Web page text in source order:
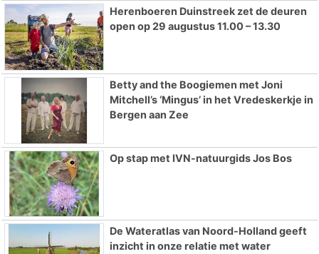
Herenboeren Duinstreek zet de deuren
open op 29 augustus 11.00 – 13.30
Betty and the Boogiemen met Joni
Mitchell’s ‘Mingus’ in het Vredeskerkje in
Bergen aan Zee
Op stap met IVN-natuurgids Jos Bos
De Wateratlas van Noord-Holland geeft
inzicht in onze relatie met water